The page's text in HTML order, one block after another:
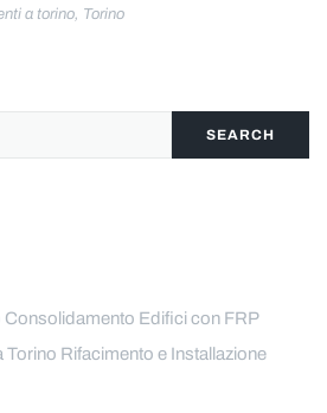
a torino, Torino
SEARCH
Consolidamento Edifici con FRP
Torino Rifacimento e Installazione